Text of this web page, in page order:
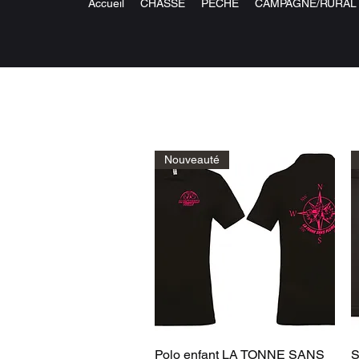
Accueil CHASSE PECHE CAMPAGNE/RURAL
Aperçu rapide
Nouveauté
Polo enfant LA TONNE SANS